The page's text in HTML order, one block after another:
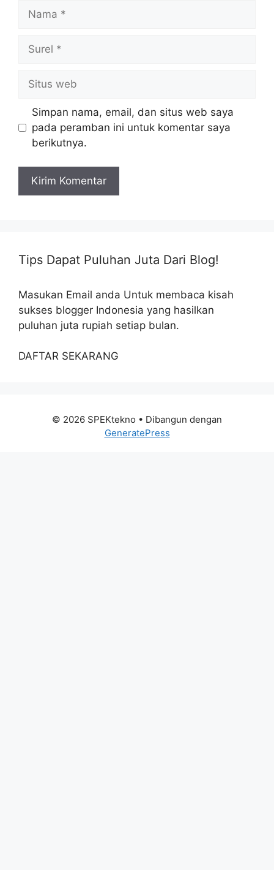
Nama
Surel
Situs
web
Simpan nama, email, dan situs web saya
pada peramban ini untuk komentar saya
berikutnya.
Tips Dapat Puluhan Juta Dari Blog!
Masukan Email anda Untuk membaca kisah
sukses blogger Indonesia yang hasilkan
puluhan juta rupiah setiap bulan.
DAFTAR SEKARANG
© 2026 SPEKtekno • Dibangun dengan
GeneratePress